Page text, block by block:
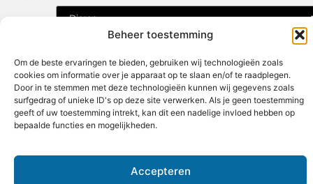
Beheer toestemming
Om de beste ervaringen te bieden, gebruiken wij technologieën zoals
cookies om informatie over je apparaat op te slaan en/of te raadplegen.
Door in te stemmen met deze technologieën kunnen wij gegevens zoals
surfgedrag of unieke ID's op deze site verwerken. Als je geen toestemming
geeft of uw toestemming intrekt, kan dit een nadelige invloed hebben op
bepaalde functies en mogelijkheden.
Accepteren
solostart.nl – Jouw verzameling van
inspirerende verhalen.
maakt.
@2025 All Right Reserved. Design by